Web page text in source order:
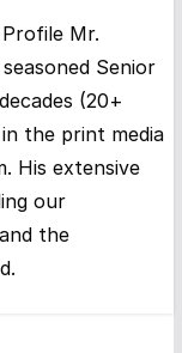
Mr.
Senior
(20+
the print media
His extensive
our
the